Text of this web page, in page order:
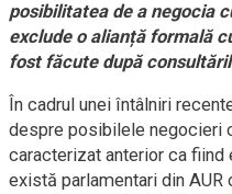
posibilitatea de a negocia
exclude o alianță formală
fost făcute după
În cadrul unei întâlniri
despre posibilele negocieri
caracterizat anterior ca
există parlamentari din AUR